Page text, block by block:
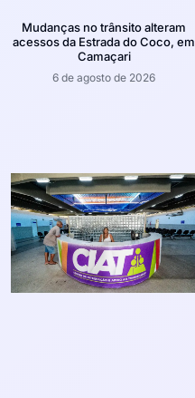
Mudanças no trânsito alteram
acessos da Estrada do Coco, em
Camaçari
6 de agosto de 2026